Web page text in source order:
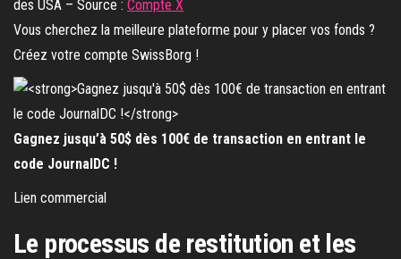
des USA – Source : Compte X
Vous cherchez la meilleure plateforme pour y placer vos fonds ?
Créez votre compte SwissBorg !
Gagnez jusqu’à 50$ dès 100€ de transaction en entrant le
code JournalDC !
Lien commercial
Le processus de restitution et les